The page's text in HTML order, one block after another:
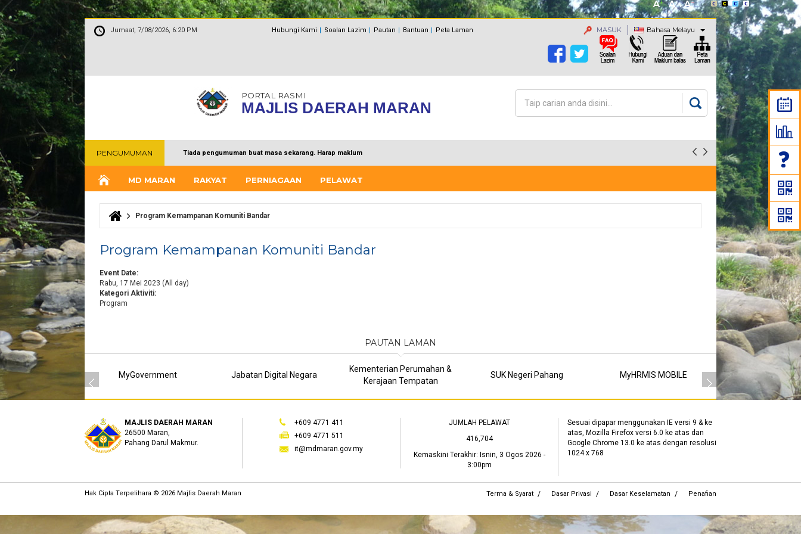
Jumaat, 7/08/2026, 6:20 PM Hubungi Kami Soalan Lazim Pautan Bantuan Peta Laman MASUK Bahasa Melayu
PORTAL RASMI
MAJLIS DAERAH MARAN Borang carian
Carian
PENGUMUMAN Tiada pengumuman buat masa sekarang. Harap maklum
MD MARAN RAKYAT PERNIAGAAN PELAWAT
Anda di sini
Program Kemampanan Komuniti Bandar
Program Kemampanan Komuniti Bandar
Event Date:
Rabu, 17 Mei 2023 (All day)
Kategori Aktiviti:
Program
PAUTAN LAMAN
MyGovernment Jabatan Digital Negara
Kementerian Perumahan &
Kerajaan Tempatan
SUK Negeri Pahang MyHRMIS MOBILE MSC
MAJLIS DAERAH MARAN
26500 Maran,
Pahang Darul Makmur.
+609 4771 411
+609 4771 511
it@mdmaran.gov.my
JUMLAH PELAWAT
416,704
Kemaskini Terakhir: Isnin, 3 Ogos 2026 -
3:00pm
Sesuai dipapar menggunakan IE versi 9 & ke
atas, Mozilla Firefox versi 6.0 ke atas dan
Google Chrome 13.0 ke atas dengan resolusi
1024 x 768
Hak Cipta Terpelihara © 2026 Majlis Daerah Maran Terma & Syarat Dasar Privasi Dasar Keselamatan Penafian